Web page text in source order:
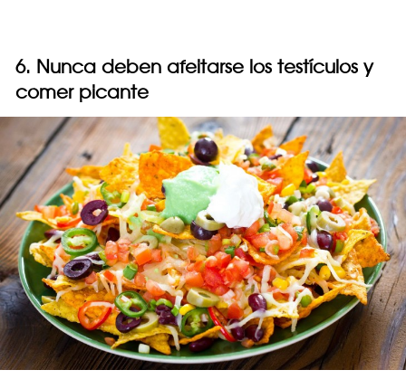
6. Nunca deben afeitarse los testículos y
comer picante